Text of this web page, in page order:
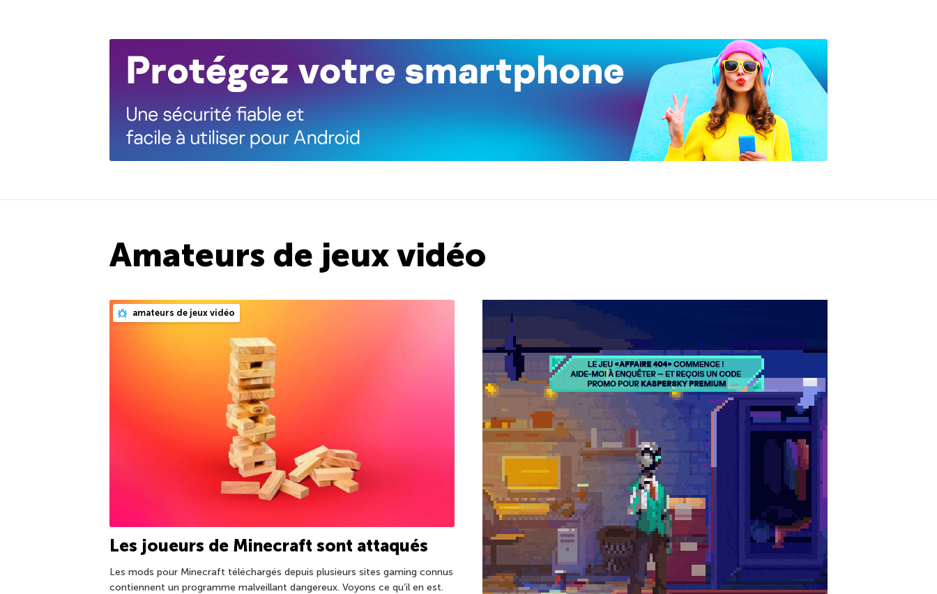
Amateurs de jeux vidéo
amateurs de jeux vidéo
Les joueurs de Minecraft sont attaqués
Les mods pour Minecraft téléchargés depuis plusieurs sites gaming connus
contiennent un programme malveillant dangereux. Voyons ce qu’il en est.